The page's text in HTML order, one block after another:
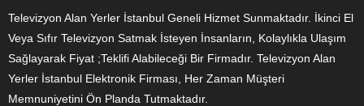
Televizyon Alan Yerler İstanbul Geneli Hizmet Sunmaktadır. İkinci El
Veya Sıfır Televizyon Satmak İsteyen İnsanların, Kolaylıkla Ulaşım
Sağlayarak Fiyat ;Teklifi Alabileceği Bir Firmadır. Televizyon Alan
Yerler İstanbul Elektronik Firması, Her Zaman Müşteri
Memnuniyetini Ön Planda Tutmaktadır.